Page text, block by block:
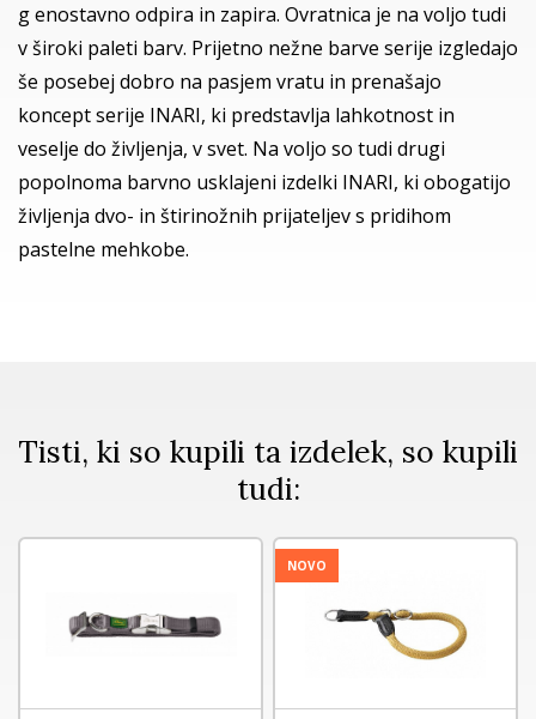
g enostavno odpira in zapira. Ovratnica je na voljo tudi
v široki paleti barv. Prijetno nežne barve serije izgledajo
še posebej dobro na pasjem vratu in prenašajo
koncept serije INARI, ki predstavlja lahkotnost in
veselje do življenja, v svet. Na voljo so tudi drugi
popolnoma barvno usklajeni izdelki INARI, ki obogatijo
življenja dvo- in štirinožnih prijateljev s pridihom
pastelne mehkobe.
Tisti, ki so kupili ta izdelek, so kupili
tudi:
NOVO